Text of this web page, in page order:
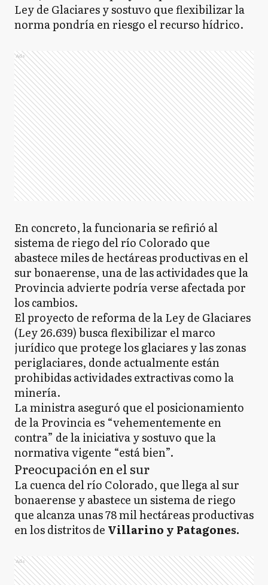
Ley de Glaciares y sostuvo que flexibilizar la
norma pondría en riesgo el recurso hídrico.
Ads
En concreto, la funcionaria se refirió al
sistema de riego del río Colorado que
abastece miles de hectáreas productivas en el
sur bonaerense, una de las actividades que la
Provincia advierte podría verse afectada por
los cambios.
El proyecto de reforma de la Ley de Glaciares
(Ley 26.639) busca flexibilizar el marco
jurídico que protege los glaciares y las zonas
periglaciares, donde actualmente están
prohibidas actividades extractivas como la
minería.
La ministra aseguró que el posicionamiento
de la Provincia es “vehementemente en
contra” de la iniciativa y sostuvo que la
normativa vigente “está bien”.
Preocupación en el sur
La cuenca del río Colorado, que llega al sur
bonaerense y abastece un sistema de riego
que alcanza unas 78 mil hectáreas productivas
en los distritos de Villarino y Patagones.
Ads